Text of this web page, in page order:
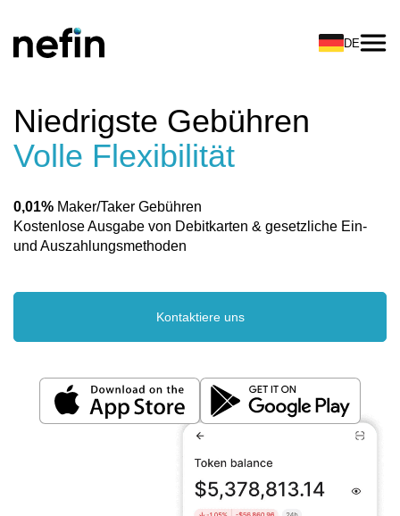
DE
Niedrigste Gebühren
Volle Flexibilität
0,01% Maker/Taker Gebühren
Kostenlose Ausgabe von Debitkarten & gesetzliche Ein-
und Auszahlungsmethoden
Kontaktiere uns